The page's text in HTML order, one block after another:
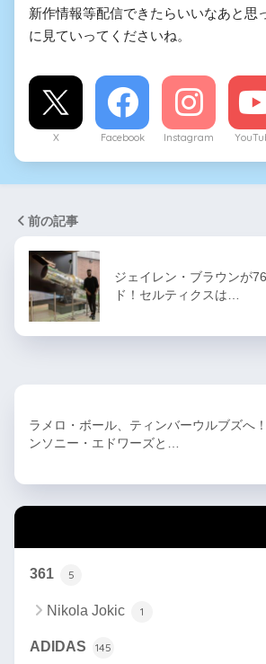
新作情報等配信できたらいいなあと思
に見ていってくださいね。
X Facebook Instagram
前の記事
ジェイレン・ブラウンが
ド！セルティクスは…
ラメロ・ボール、ティンバーウルブズへ
ンソニー・エドワーズと…
361 5
Nikola Jokic 1
ADIDAS 145